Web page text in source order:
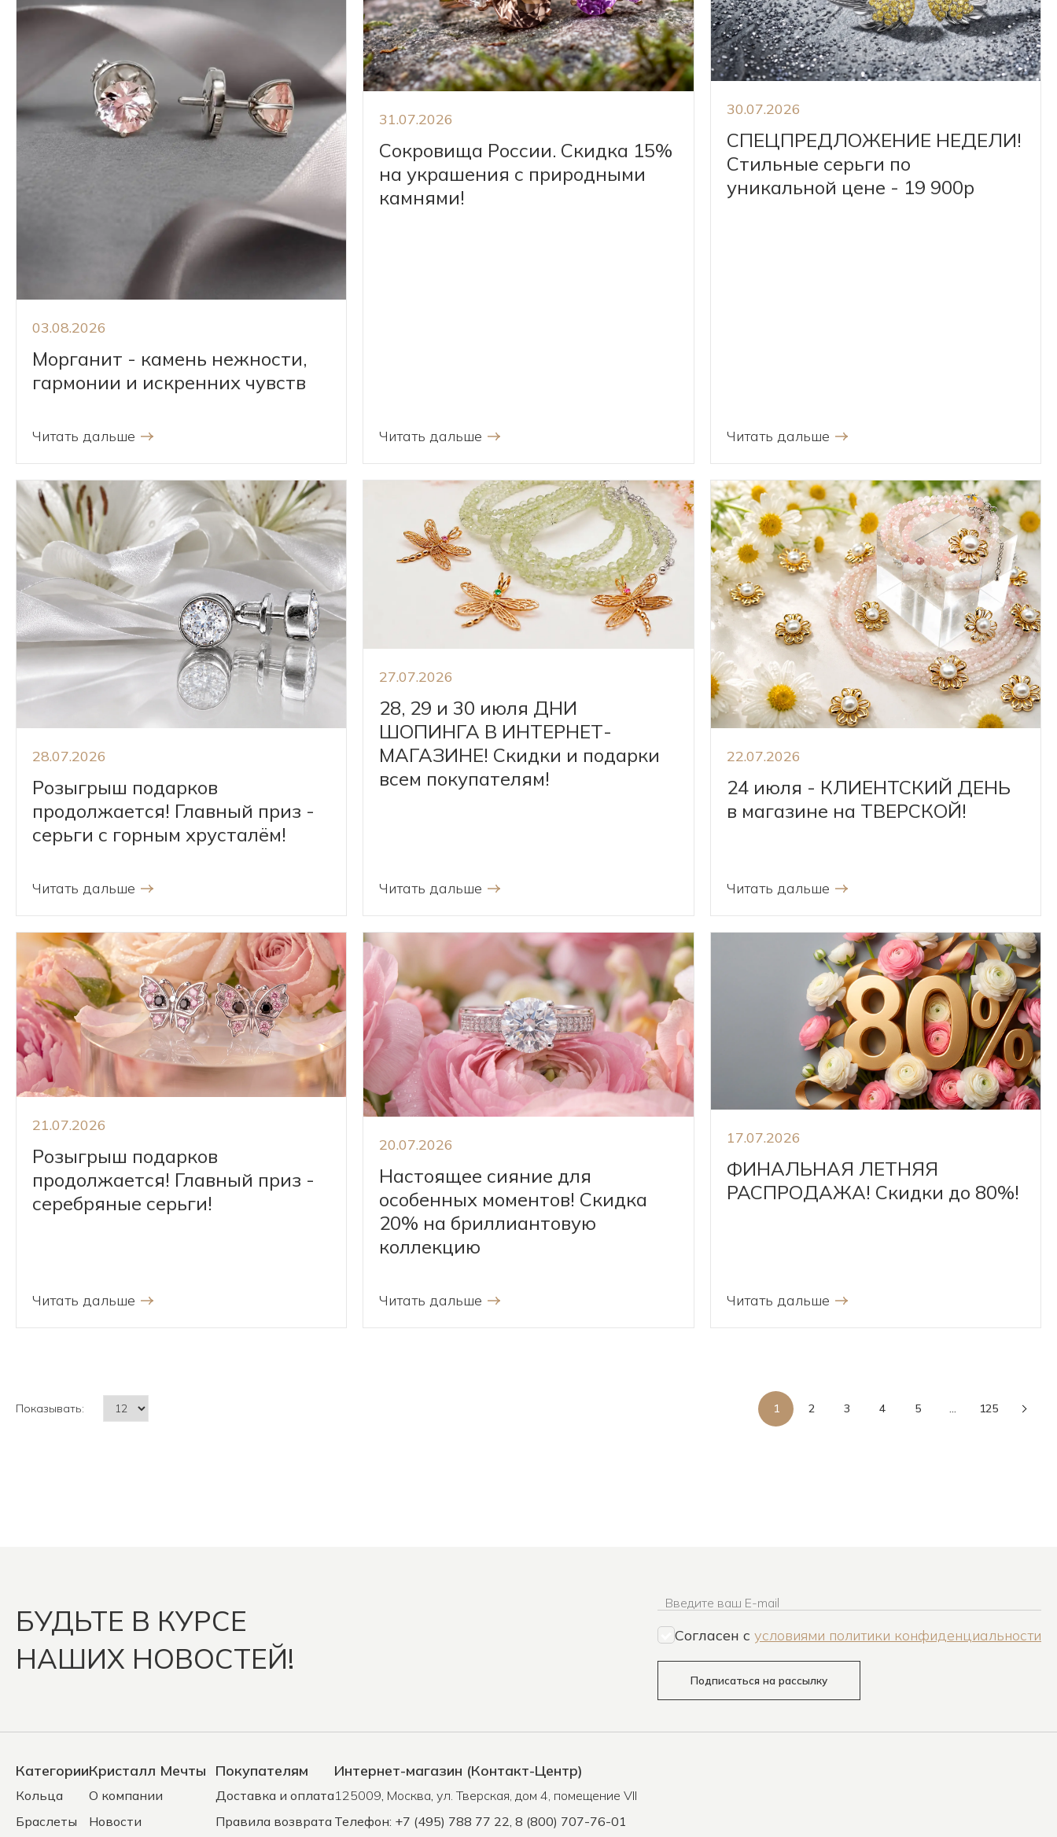
03.08.2026
Морганит - камень нежности,
гармонии и искренних чувств
Читать дальше
31.07.2026
Сокровища России. Скидка 15%
на украшения с природными
камнями!
Читать дальше
30.07.2026
СПЕЦПРЕДЛОЖЕНИЕ НЕДЕЛИ!
Стильные серьги по
уникальной цене - 19 900р
Читать дальше
28.07.2026
Розыгрыш подарков
продолжается! Главный приз -
серьги с горным хрусталём!
Читать дальше
27.07.2026
28, 29 и 30 июля ДНИ
ШОПИНГА В ИНТЕРНЕТ-
МАГАЗИНЕ! Скидки и подарки
всем покупателям!
Читать дальше
22.07.2026
24 июля - КЛИЕНТСКИЙ ДЕНЬ
в магазине на ТВЕРСКОЙ!
Читать дальше
21.07.2026
Розыгрыш подарков
продолжается! Главный приз -
серебряные серьги!
Читать дальше
20.07.2026
Настоящее сияние для
особенных моментов! Скидка
20% на бриллиантовую
коллекцию
Читать дальше
17.07.2026
ФИНАЛЬНАЯ ЛЕТНЯЯ
РАСПРОДАЖА! Скидки до 80%!
Читать дальше
Показывать: 1 2 3 4 5 ... 125
БУДЬТЕ В КУРСЕ
НАШИХ НОВОСТЕЙ!
Введите ваш E-mail
Согласен c условиями политики конфиденциальности
Подписаться на рассылку
Категории
Кольца
Браслеты
Кристалл Мечты
О компании
Новости
Покупателям
Доставка и оплата
Правила возврата
Интернет-магазин (Контакт-Центр)
125009, Москва, ул. Тверская, дом 4, помещение VII
Телефон: +7 (495) 788 77 22, 8 (800) 707-76-01